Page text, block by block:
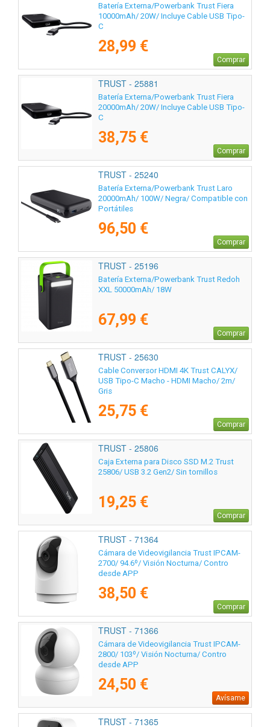
Batería Externa/Powerbank Trust Fiera
10000mAh/ 20W/ Incluye Cable USB Tipo-
C
28,99 €
Comprar
TRUST - 25881
Batería Externa/Powerbank Trust Fiera
20000mAh/ 20W/ Incluye Cable USB Tipo-
C
38,75 €
Comprar
TRUST - 25240
Batería Externa/Powerbank Trust Laro
20000mAh/ 100W/ Negra/ Compatible con
Portátiles
96,50 €
Comprar
TRUST - 25196
Batería Externa/Powerbank Trust Redoh
XXL 50000mAh/ 18W
67,99 €
Comprar
TRUST - 25630
Cable Conversor HDMI 4K Trust CALYX/
USB Tipo-C Macho - HDMI Macho/ 2m/
Gris
25,75 €
Comprar
TRUST - 25806
Caja Externa para Disco SSD M.2 Trust
25806/ USB 3.2 Gen2/ Sin tornillos
19,25 €
Comprar
TRUST - 71364
Cámara de Videovigilancia Trust IPCAM-
2700/ 94.6º/ Visión Nocturna/ Contro
desde APP
38,50 €
Comprar
TRUST - 71366
Cámara de Videovigilancia Trust IPCAM-
2800/ 103º/ Visión Nocturna/ Contro
desde APP
24,50 €
Avísame
TRUST - 71365